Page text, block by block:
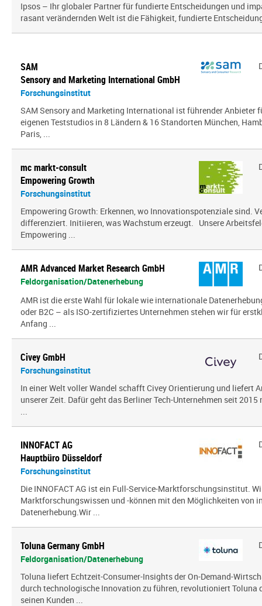
Ipsos – Ihr globaler Partner für fundierte Entscheidungen und
rasant verändernden Welt ist die Fähigkeit, fundierte
SAM
Sensory and Marketing International GmbH
Forschungsinstitut
SAM Sensory and Marketing International ist führender Anbieter
eigenen Teststudios in 8 Ländern & 16 Standorten München,
Paris, ...
mc markt-consult
Empowering Growth
Forschungsinstitut
Empowering Growth: Erkennen, wo Innovationspotenziale sind.
differenziert. Initiieren, was Wachstum erzeugt. Unsere
Empowering ...
AMR Advanced Market Research GmbH
Feldorganisation/Datenerhebung
AMR ist die erste Wahl für lokale wie internationale
oder B2C – als ISO-zertifiziertes Unternehmen stehen wir für
Anfang ...
Civey GmbH
Forschungsinstitut
In einer Welt voller Wandel schafft Civey Orientierung und liefert
unserer Zeit. Dafür geht das Berliner Tech-Unternehmen seit 2015
...
INNOFACT AG
Hauptbüro Düsseldorf
Forschungsinstitut
Die INNOFACT AG ist ein Full-Service-Marktforschungsinstitut.
Marktforschungswissen und -können mit den Möglichkeiten von
Datenerhebung.Wir ...
Toluna Germany GmbH
Feldorganisation/Datenerhebung
Toluna liefert Echtzeit-Consumer-Insights der On-Demand-
durch technologische Innovation zu führen, revolutioniert
seinen Kunden ...